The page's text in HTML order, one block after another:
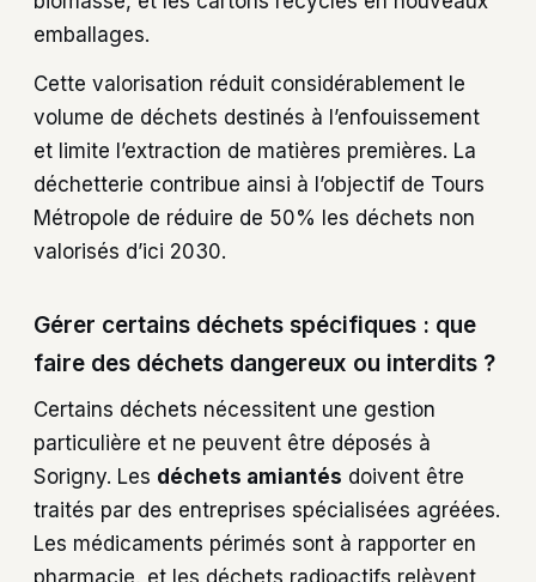
emballages.
Cette valorisation réduit considérablement le
volume de déchets destinés à l’enfouissement
et limite l’extraction de matières premières. La
déchetterie contribue ainsi à l’objectif de Tours
Métropole de réduire de 50% les déchets non
valorisés d’ici 2030.
Gérer certains déchets spécifiques : que
faire des déchets dangereux ou interdits ?
Certains déchets nécessitent une gestion
particulière et ne peuvent être déposés à
Sorigny. Les déchets amiantés doivent être
traités par des entreprises spécialisées agréées.
Les médicaments périmés sont à rapporter en
pharmacie, et les déchets radioactifs relèvent